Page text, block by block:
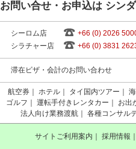
お問い合せ・お申込は シン
シーロム店
+66 (0) 2026
シラチャー店
+66 (0) 3831
滞在ビザ・会計のお問い合わせ
航空券 ホテル タイ国内ツアー
ゴルフ
運転手付きレンタカー
お出
法人向け業務渡航
各種コンサル
サイトご利用案内 採用情報